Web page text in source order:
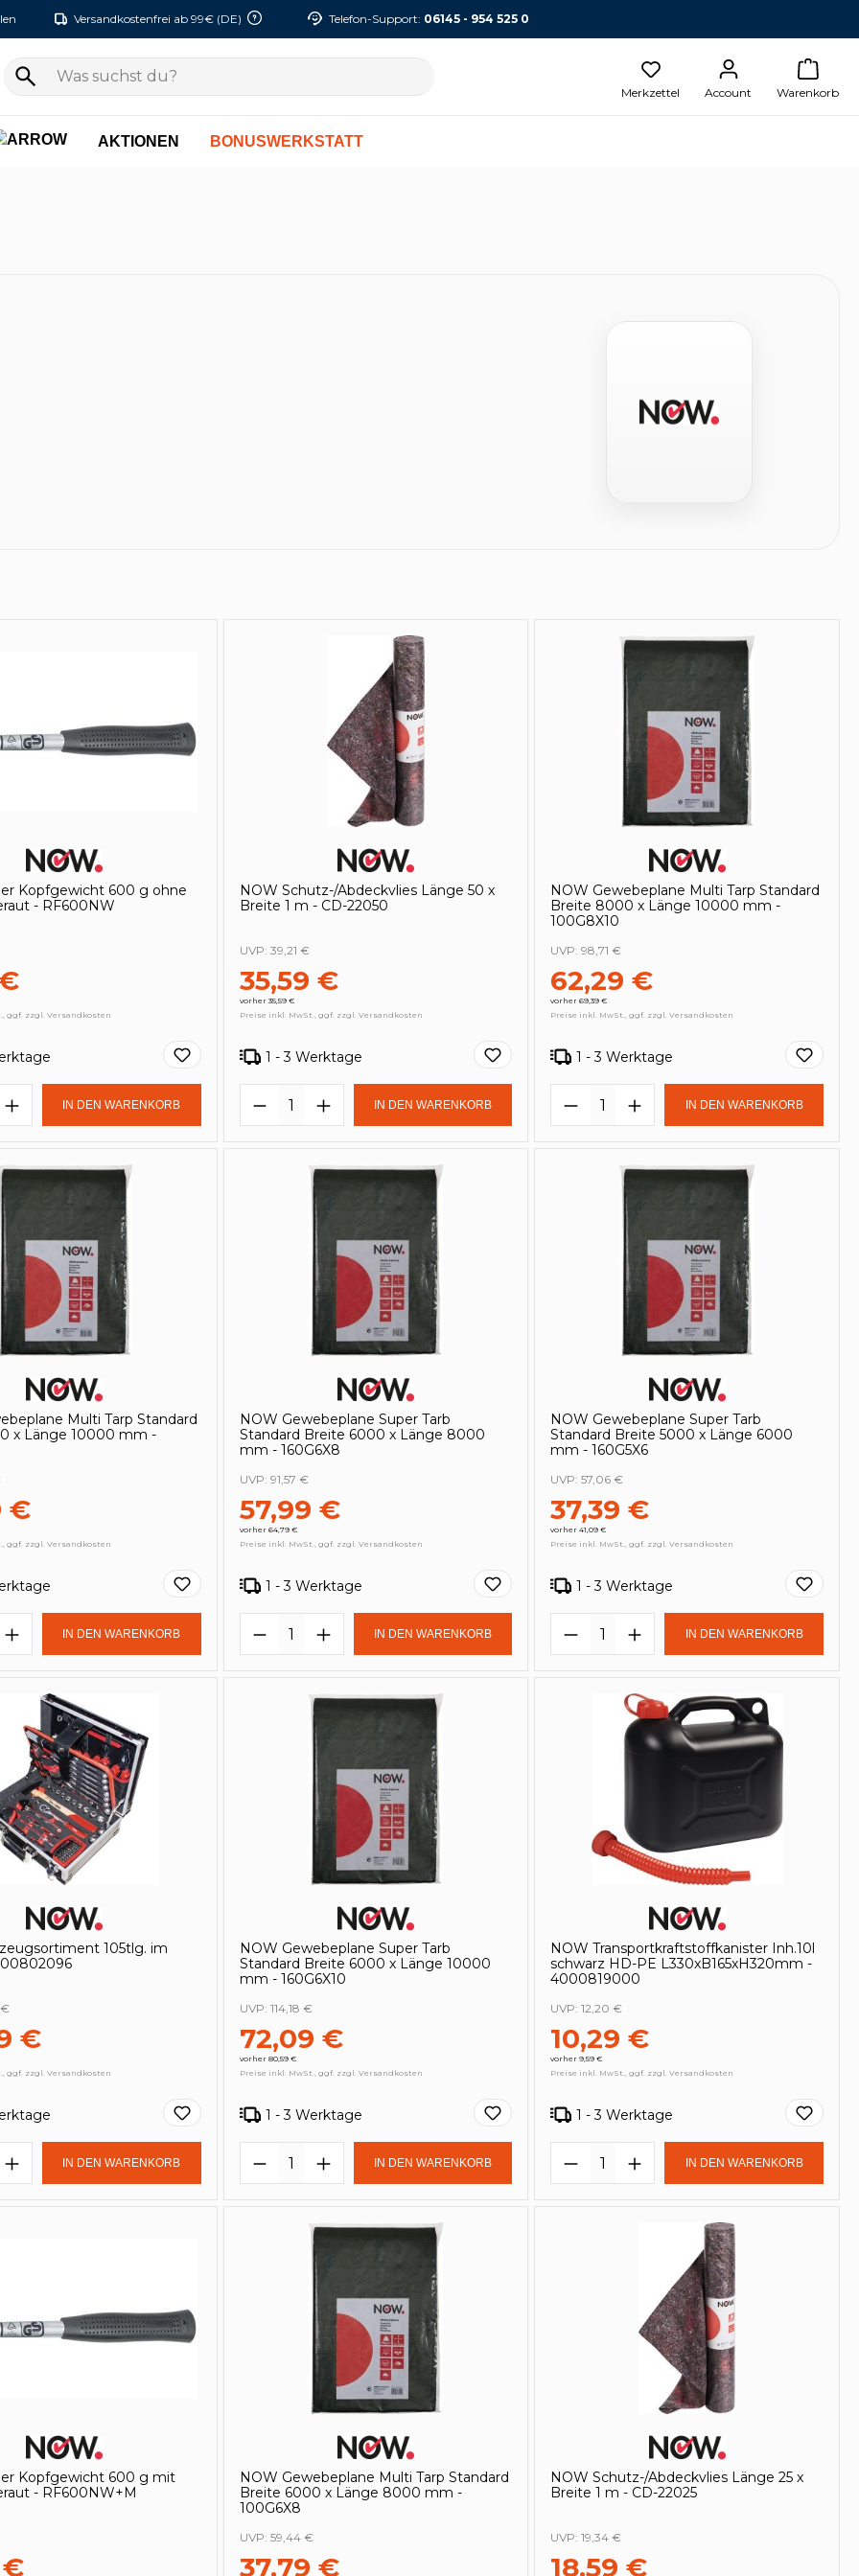
Versandkostenfrei ab 99€ (DE) Telefon-Support: 06145 - 954 525 0
Merkzettel Account Warenkorb
AKTIONEN BONUSWERKSTATT
Kopfgewicht 600 g ohne
- RF600NW
ggf. zzgl. Versandkosten
Anzahl: Gib den gewünschten Wert ein oder benutze die Schaltflächen
IN DEN WARENKORB
NOW Schutz-/Abdeckvlies Länge 50 x
Breite 1 m - CD-22050
35,59 €
vorher 35,59 €
UVP: 39,21 €
Preise inkl. MwSt., ggf. zzgl. Versandkosten
1 - 3 Werktage
Produkt Anzahl: Gib den gewünschten Wert ein
IN DEN WARENKORB
NOW Gewebeplane Multi Tarp Standard
Breite 8000 x Länge 10000 mm -
100G8X10
62,29 €
vorher 69,39 €
UVP:98,71 €
Preise inkl. MwSt., ggf. zzgl. Versandkosten
1 - 3 Werktage
Produkt Anzahl: Gib den
IN DEN WARENKORB
Multi Tarp Standard
x Länge 10000 mm -
€
ggf. zzgl. Versandkosten
Anzahl: Gib den gewünschten Wert ein oder benutze die Schaltflächen
IN DEN WARENKORB
NOW Gewebeplane Super Tarb
Standard Breite 6000 x Länge 8000
mm - 160G6X8
57,99 €
vorher 64,79 €
UVP: 91,57 €
Preise inkl. MwSt., ggf. zzgl. Versandkosten
1 - 3 Werktage
Produkt Anzahl: Gib den gewünschten Wert ein
IN DEN WARENKORB
NOW Gewebeplane Super Tarb
Standard Breite 5000 x Länge 6000
mm - 160G5X6
37,39 €
vorher 41,09 €
UVP:57,06 €
Preise inkl. MwSt., ggf. zzgl. Versandkosten
1 - 3 Werktage
Produkt Anzahl: Gib den
IN DEN WARENKORB
105tlg. im
€
€
ggf. zzgl. Versandkosten
Anzahl: Gib den gewünschten Wert ein oder benutze die Schaltflächen
IN DEN WARENKORB
NOW Gewebeplane Super Tarb
Standard Breite 6000 x Länge 10000
mm - 160G6X10
72,09 €
vorher 80,59 €
UVP: 114,18 €
Preise inkl. MwSt., ggf. zzgl. Versandkosten
1 - 3 Werktage
Produkt Anzahl: Gib den gewünschten Wert ein
IN DEN WARENKORB
NOW Transportkraftstoffkanister Inh.10l
schwarz HD-PE L330xB165xH320mm -
4000819000
10,29 €
vorher 9,59 €
UVP:12,20 €
Preise inkl. MwSt., ggf. zzgl. Versandkosten
1 - 3 Werktage
Produkt Anzahl: Gib den
IN DEN WARENKORB
Kopfgewicht 600 g mit
- RF600NW+M
€
NOW Gewebeplane Multi Tarp Standard
Breite 6000 x Länge 8000 mm -
100G6X8
37,79 €
UVP: 59,44 €
NOW Schutz-/Abdeckvlies Länge 25 x
Breite 1 m - CD-22025
18,59 €
UVP:19,34 €